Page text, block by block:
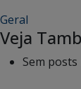
Geral
Veja
Sem